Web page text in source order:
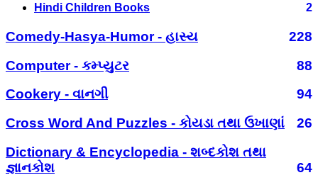
Hindi Children Books 2
Comedy-Hasya-Humor - હાસ્ય
228
Computer - કમ્પ્યુટર
88
Cookery - વાનગી
94
Cross Word And Puzzles - કોયડા તથા ઉખાણાં
26
Dictionary & Encyclopedia - શબ્દકોશ તથા
જ્ઞાનકોશ
64